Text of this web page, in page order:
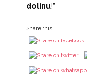
dolinu!”
Share this...